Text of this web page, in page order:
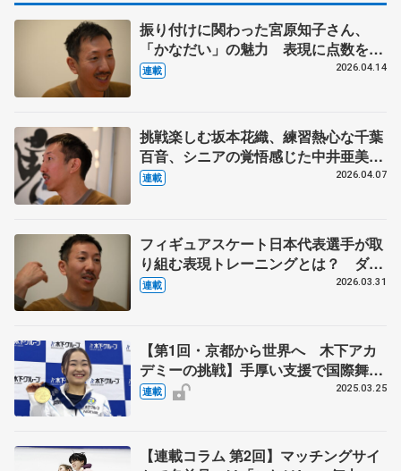
振り付けに関わった宮原知子さん、
「かなだい」の魅力 表現に点数をつ
ける難しさとは? ダンサーで振付家
連載 2026.04.14
挑戦楽しむ坂本花織、練習熱心な千葉
百音、シニアの覚悟感じた中井亜美
ダンサー、振付家の小㞍健太さんが見
連載 2026.04.07
フィギュアスケート日本代表選手が取
り組む表現トレーニングとは？ ダン
サー、振付家の小㞍健太さんが伝えた
連載 2026.03.31
【第1回・京都から世界へ 木下アカ
デミーの挑戦】手厚い支援で国際舞台
へ羽ばたけ カップル種目含め育成・
連載 2025.03.25
【連載コラム 第2回】マッチングサイ